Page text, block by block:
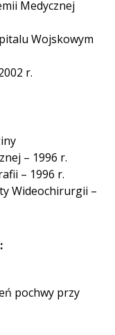
Medycznej
Wojskowym
r.
– 1996 r.
– 1996 r.
Wideochirurgii –
pochwy przy